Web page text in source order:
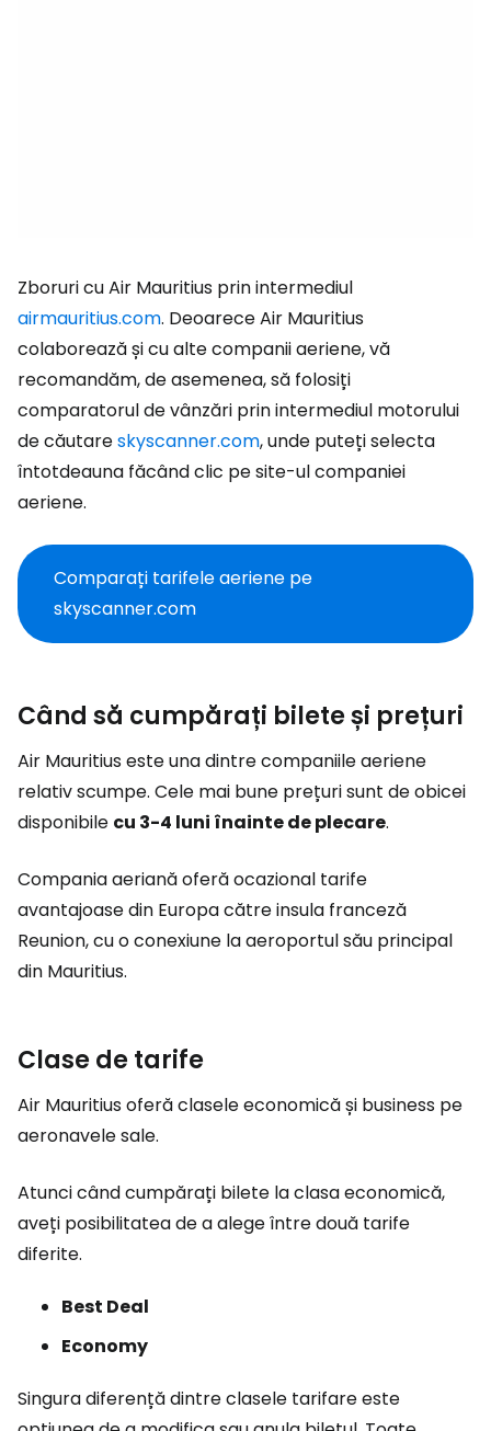
Zboruri cu Air Mauritius prin intermediul
airmauritius.com. Deoarece Air Mauritius
colaborează și cu alte companii aeriene, vă
recomandăm, de asemenea, să folosiți
comparatorul de vânzări prin intermediul motorului
de căutareskyscanner.com, unde puteți selecta
întotdeauna făcând clic pe site-ul companiei
aeriene.
Comparați tarifele aeriene pe
skyscanner.com
Când să cumpărați bilete și prețuri
Air Mauritius este una dintre companiile aeriene
relativ scumpe. Cele mai bune prețuri sunt de obicei
disponibile cu 3-4 luni înainte de plecare.
Compania aeriană oferă ocazional tarife
avantajoase din Europa către insula franceză
Reunion, cu o conexiune la aeroportul său principal
din Mauritius.
Clase de tarife
Air Mauritius oferă clasele economică și business pe
aeronavele sale.
Atunci când cumpărați bilete la clasa economică,
aveți posibilitatea de a alege între două tarife
diferite.
Best Deal
Economy
Singura diferență dintre clasele tarifare este